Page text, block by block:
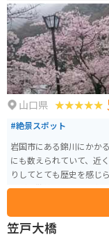
山口県
#絶景スポット
岩国市にある錦川にかか
にも数えられていて、近
りしてとても歴史を感じられる場所です。 春
ながら散策もでき、国内
る駐車場が整備してあり
場所なのでぜひオススメ
笠戸大橋